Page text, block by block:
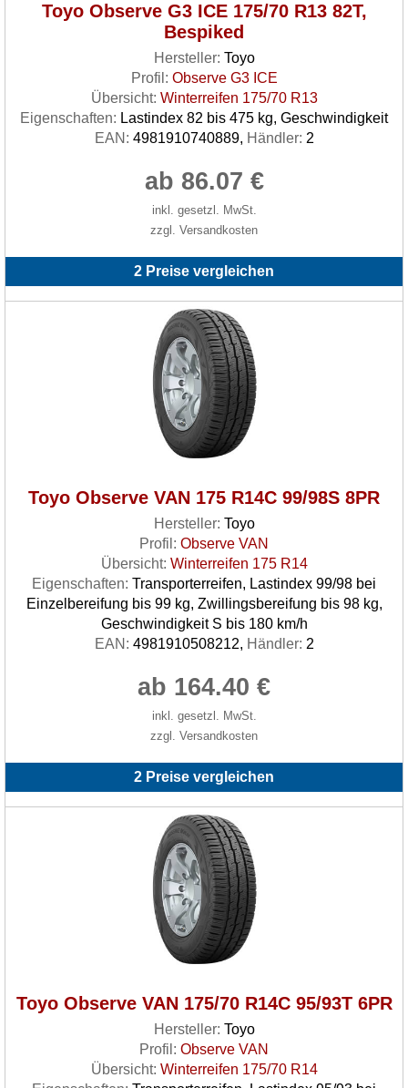
Toyo Observe G3 ICE 175/70 R13 82T,
Bespiked
Hersteller: Toyo
Profil: Observe G3 ICE
Übersicht: Winterreifen 175/70 R13
Eigenschaften: Lastindex 82 bis 475 kg, Geschwindigkeit
EAN: 4981910740889, Händler: 2
ab 86.07 €
inkl. gesetzl. MwSt.
zzgl. Versandkosten
2 Preise vergleichen
Toyo Observe VAN 175 R14C 99/98S 8PR
Hersteller: Toyo
Profil: Observe VAN
Übersicht: Winterreifen 175 R14
Eigenschaften: Transporterreifen, Lastindex 99/98 bei
Einzelbereifung bis 99 kg, Zwillingsbereifung bis 98 kg,
Geschwindigkeit S bis 180 km/h
EAN: 4981910508212, Händler: 2
ab 164.40 €
inkl. gesetzl. MwSt.
zzgl. Versandkosten
2 Preise vergleichen
Toyo Observe VAN 175/70 R14C 95/93T 6PR
Hersteller: Toyo
Profil: Observe VAN
Übersicht: Winterreifen 175/70 R14